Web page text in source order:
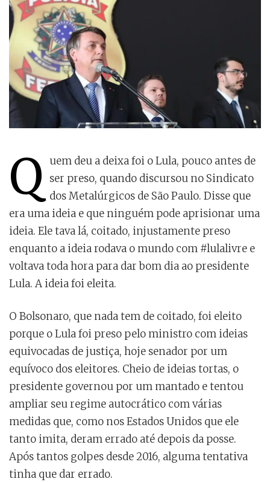
Q
uem deu a deixa foi o Lula, pouco antes de
ser preso, quando discursou no Sindicato
dos Metalúrgicos de São Paulo. Disse que
era uma ideia e que ninguém pode aprisionar uma
ideia. Ele tava lá, coitado, injustamente preso
enquanto a ideia rodava o mundo com #lulalivre e
voltava toda hora para dar bom dia ao presidente
Lula. A ideia foi eleita.
O Bolsonaro, que nada tem de coitado, foi eleito
porque o Lula foi preso pelo ministro com ideias
equivocadas de justiça, hoje senador por um
equívoco dos eleitores. Cheio de ideias tortas, o
presidente governou por um mantado e tentou
ampliar seu regime autocrático com várias
medidas que, como nos Estados Unidos que ele
tanto imita, deram errado até depois da posse.
Após tantos golpes desde 2016, alguma tentativa
tinha que dar errado.